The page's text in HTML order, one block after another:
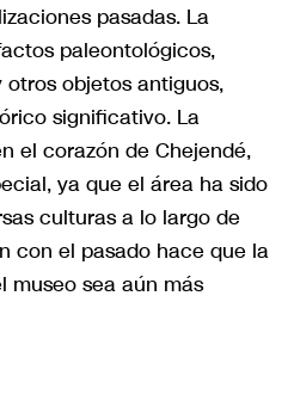
pasadas. La
paleontológicos,
objetos antiguos,
significativo. La
el corazón de Chejendé,
ya que el área ha sido
culturas a lo largo de
con el pasado hace que la
museo sea aún más